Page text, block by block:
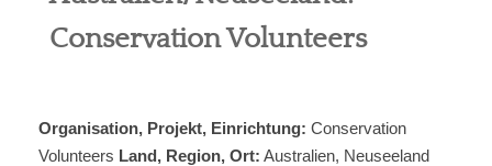
Berufe
Community
Conservation Volunteers
Organisation, Projekt, Einrichtung: Conservation
Volunteers Land, Region, Ort: Australien, Neuseeland